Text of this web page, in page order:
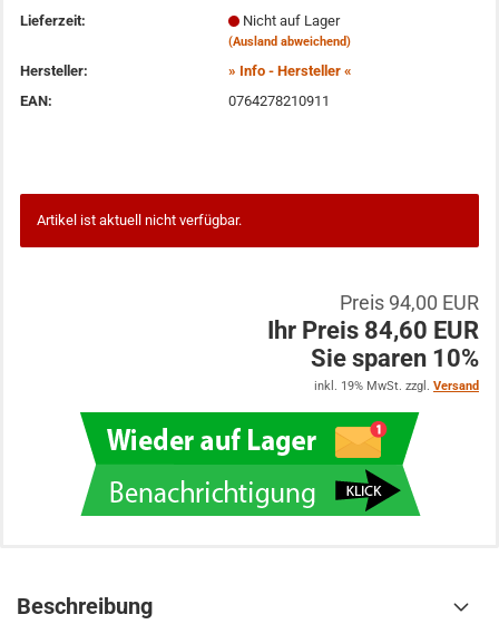
Lieferzeit:
Nicht auf Lager
(Ausland abweichend)
Hersteller:
» Info - Hersteller «
EAN:
0764278210911
Artikel ist aktuell nicht verfügbar.
Preis 94,00 EUR
Ihr Preis 84,60 EUR
Sie sparen 10%
inkl. 19% MwSt. zzgl. Versand
Beschreibung